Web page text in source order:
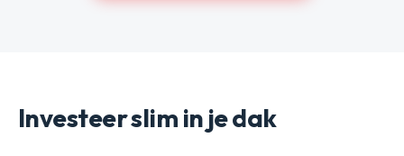
Investeer slim in je dak